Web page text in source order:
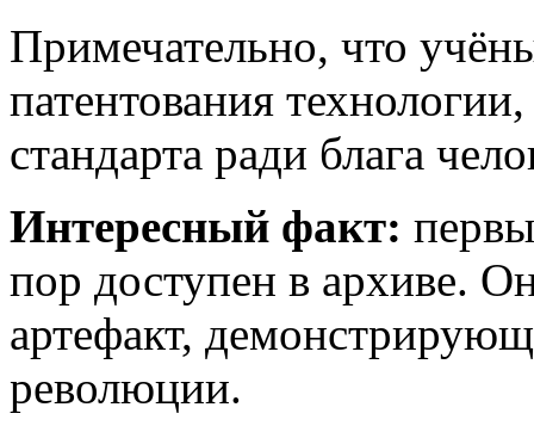
Примечательно, что
патентования
стандарта ради блага
Интересный факт:
пор доступен в архиве.
артефакт,
революции.